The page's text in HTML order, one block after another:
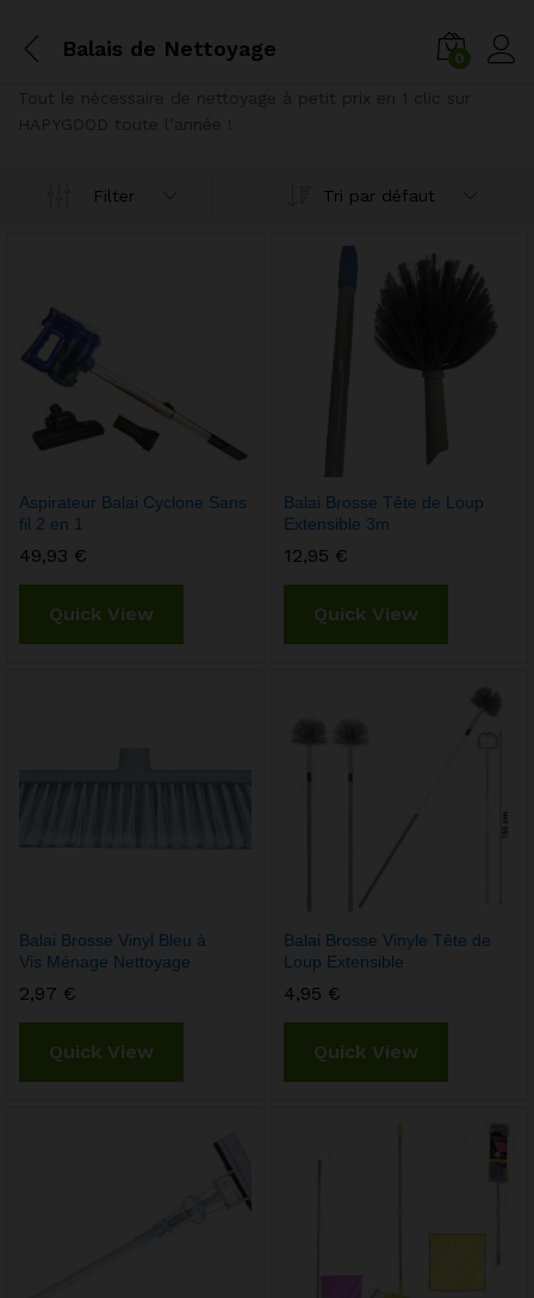
Balais de Nettoyage 0
Filter Tri par défaut
Aspirateur Balai Cyclone Sans
fil 2 en 1
49,93 €
Quick View
Balai Brosse Tête de Loup
Extensible 3m
12,95 €
Quick View
Balai Brosse Vinyl Bleu à
Vis Ménage Nettoyage
2,97 €
Quick View
Balai Brosse Vinyle Tête de
Loup Extensible
4,95 €
Quick View